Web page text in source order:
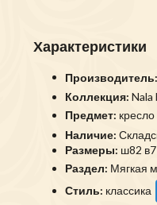
Характеристики
Производитель:
Коллекция: Nala
Предмет: кресло
Наличие:
Размеры: ш82
Раздел: Мягкая
Стиль: классика